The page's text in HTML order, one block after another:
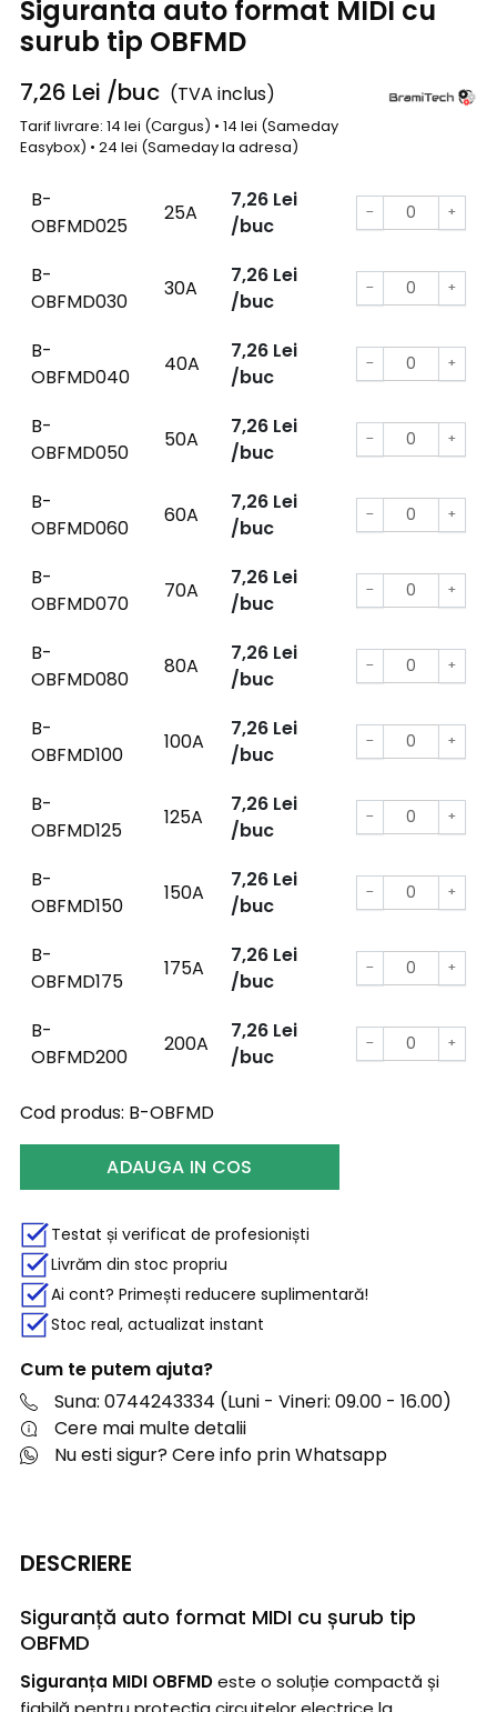
Siguranta auto format MIDI cu
surub tip OBFMD
7,26 Lei /buc (TVA inclus)
Tarif livrare: 14 lei (Cargus) • 14 lei (Sameday
Easybox) • 24 lei (Sameday la adresa)
B-
OBFMD025
25A
7,26 Lei
/buc
− +
B-
OBFMD030
30A
7,26 Lei
/buc
− +
B-
OBFMD040
40A
7,26 Lei
/buc
− +
B-
OBFMD050
50A
7,26 Lei
/buc
− +
B-
OBFMD060
60A
7,26 Lei
/buc
− +
B-
OBFMD070
70A
7,26 Lei
/buc
− +
B-
OBFMD080
80A
7,26 Lei
/buc
− +
B-
OBFMD100
100A
7,26 Lei
/buc
− +
B-
OBFMD125
125A
7,26 Lei
/buc
− +
B-
OBFMD150
150A
7,26 Lei
/buc
− +
B-
OBFMD175
175A
7,26 Lei
/buc
− +
B-
OBFMD200
200A
7,26 Lei
/buc
− +
Cod produs: B-OBFMD
ADAUGA IN COS
Testat și verificat de profesioniști
Livrăm din stoc propriu
Ai cont? Primești reducere suplimentară!
Stoc real, actualizat instant
Cum te putem ajuta?
Suna: 0744243334 (Luni - Vineri: 09.00 - 16.00)
Cere mai multe detalii
Nu esti sigur? Cere info prin Whatsapp
DESCRIERE
Siguranță auto format MIDI cu șurub tip
OBFMD
Siguranța MIDI OBFMDeste o soluție compactă și